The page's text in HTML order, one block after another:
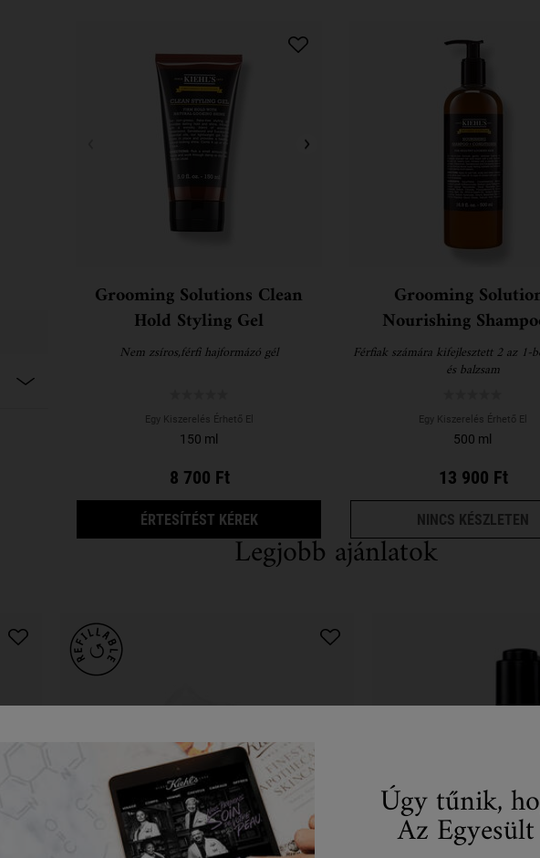
Grooming Solutions Clean
Hold Styling Gel
Nem zsíros,férfi hajformázó gél
Egy Kiszerelés Érhető El
150 ml
8 700 Ft
ÉRTESÍTÉST KÉREKAMIKOR A(Z) GROOMING SOLUTIONS CLEAN
Grooming
Nourishing
Conditioner
Férfiak számára kifejlesztett 2 az 1-
és balzsam
Egy Kiszerelés Érhető El
500 ml
13 900 Ft
NINCS KÉSZLETEN
Legjobb ajánlatok
Úgy tűnik,
Az